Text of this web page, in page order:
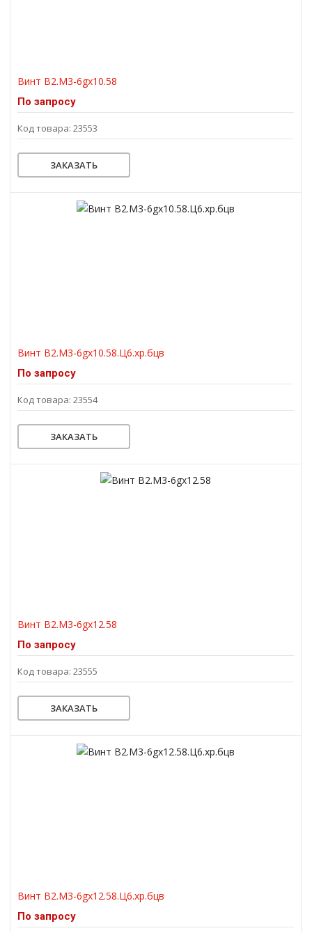
Винт В2.М3-6gх10.58
По запросу
Код товара: 23553
ЗАКАЗАТЬ
Винт В2.М3-6gх10.58.Ц6.хр.бцв
По запросу
Код товара: 23554
ЗАКАЗАТЬ
Винт В2.М3-6gх12.58
По запросу
Код товара: 23555
ЗАКАЗАТЬ
Винт В2.М3-6gх12.58.Ц6.хр.бцв
По запросу